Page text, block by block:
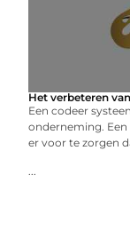
Het verbeteren
Een codeer
onderneming.
er voor te zorgen
...